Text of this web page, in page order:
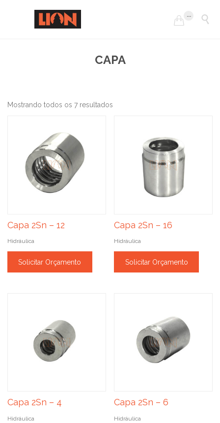

... 
CAPA
Mostrando todos os 7 resultados
Capa 2Sn – 12
Hidráulica
Solicitar Orçamento
Capa 2Sn – 16
Hidráulica
Solicitar Orçamento
Capa 2Sn – 4
Hidráulica
Capa 2Sn – 6
Hidráulica